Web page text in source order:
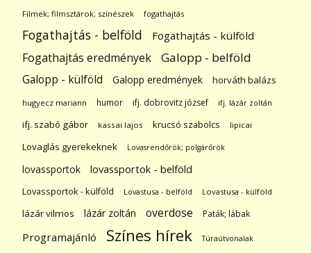
Filmek; filmsztárok; színészek fogathajtás
Fogathajtás - belföld Fogathajtás - külföld
Fogathajtás eredmények Galopp - belföld
Galopp - külföld Galopp eredmények horváth balázs
hugyecz mariann humor ifj. dobrovitz józsef ifj. lázár zoltán
ifj. szabó gábor kassai lajos krucsó szabolcs lipicai
Lovaglás gyerekeknek Lovasrendőrök; polgárőrök
lovassportok lovassportok - belföld
Lovassportok - külföld Lovastusa - belföld Lovastusa - külföld
lázár vilmos lázár zoltán overdose Paták; lábak
Programajánló Színes hírek Túraútvonalak